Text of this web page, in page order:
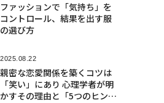
ファッションで「気持ち」を
コントロール、結果を出す服
の選び方
2025.08.22
親密な恋愛関係を築くコツは
「笑い」にあり 心理学者が明
かすその理由と「5つのヒン